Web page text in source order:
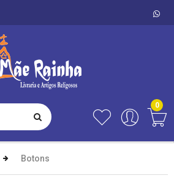
0
Botons